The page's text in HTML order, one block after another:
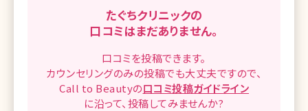
たぐちクリニックの
口コミはまだありません。
口コミを投稿できます。
カウンセリングのみの投稿でも大丈夫ですので、
Call to Beautyの口コミ投稿ガイドライン
に沿って、 投稿してみませんか?